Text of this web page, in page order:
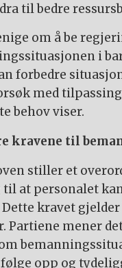
til bedre
om å be
i
forbedre
med
behov viser.
kravene til
stiller et
at personalet
kravet
Partiene mener
opp og